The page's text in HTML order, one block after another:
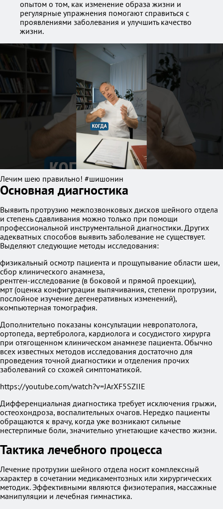
опытом о том, как изменение образа жизни и
регулярные упражнения помогают справиться с
проявлениями заболевания и улучшить качество
жизни.
Лечим шею правильно! #шишонин
Основная диагностика
Выявить протрузию межпозвонковых дисков шейного отдела
и степень сдавливания можно только при помощи
профессиональной инструментальной диагностики. Других
адекватных способов выявить заболевание не существует.
Выделяют следующие методы исследования:
физикальный осмотр пациента и прощупывание области шеи,
сбор клинического анамнеза,
рентген-исследование (в боковой и прямой проекции),
мрт (оценка конфигурации выпячивания, степени протрузии,
послойное изучение дегенеративных изменений),
компьютерная томография.
Дополнительно показаны консультации невропатолога,
ортопеда, вертебролога, кардиолога и сосудистого хирурга
при отягощенном клиническом анамнезе пациента. Обычно
всех известных методов исследования достаточно для
проведения точной диагностики и отделения прочих
заболеваний со схожей симптоматикой.
https://youtube.com/watch?v=JArXF5SZIIE
Дифференциальная диагностика требует исключения грыжи,
остеохондроза, воспалительных очагов. Нередко пациенты
обращаются к врачу, когда уже возникают сильные
нестерпимые боли, значительно угнетающие качество жизни.
Тактика лечебного процесса
Лечение протрузии шейного отдела носит комплексный
характер в сочетании медикаментозных или хирургических
методик. Эффективными являются физиотерапия, массажные
манипуляции и лечебная гимнастика.